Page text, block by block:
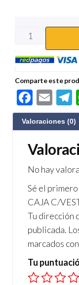
Comparte este
F
ac
e
b
o
o
k
E
m
ail
a
Valoraciones (0)
No hay
Sé el
CAJA C/
Tu dirección
publicada.
marcados con
Tu